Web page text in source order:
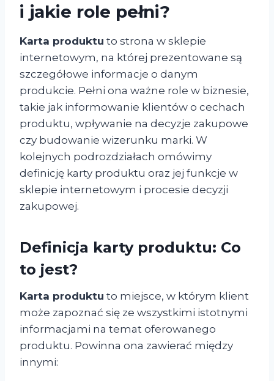
i jakie role pełni?
Karta produktu to strona w sklepie
internetowym, na której prezentowane są
szczegółowe informacje o danym
produkcie. Pełni ona ważne role w biznesie,
takie jak informowanie klientów o cechach
produktu, wpływanie na decyzje zakupowe
czy budowanie wizerunku marki. W
kolejnych podrozdziałach omówimy
definicję karty produktu oraz jej funkcje w
sklepie internetowym i procesie decyzji
zakupowej.
Definicja karty produktu: Co
to jest?
Karta produktu to miejsce, w którym klient
może zapoznać się ze wszystkimi istotnymi
informacjami na temat oferowanego
produktu. Powinna ona zawierać między
innymi: